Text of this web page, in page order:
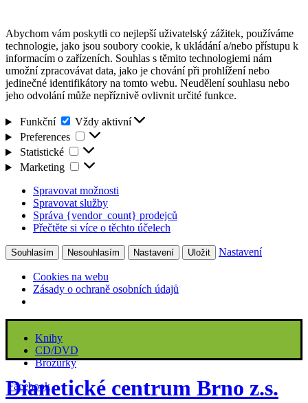
Abychom vám poskytli co nejlepší uživatelský zážitek, používáme
technologie, jako jsou soubory cookie, k ukládání a/nebo přístupu k
informacím o zařízeních. Souhlas s těmito technologiemi nám
umožní zpracovávat data, jako je chování při prohlížení nebo
jedinečné identifikátory na tomto webu. Neudělení souhlasu nebo
jeho odvolání může nepříznivě ovlivnit určité funkce.
Funkční Funkční
Vždy aktivní
Preferences
Preferences
Statistické
Statistické
Marketing
Marketing
Spravovat možnosti
Spravovat služby
Správa {vendor_count} prodejců
Přečtěte si více o těchto účelech
Souhlasím Nesouhlasím Nastavení Uložit Nastavení
Cookies na webu
Zásady o ochraně osobních údajů
Knihy
CD/DVD
Brožurky
Facebook
Dianetické centrum Brno z.s.